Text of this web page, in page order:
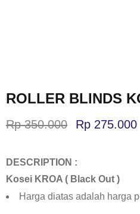
ROLLER BLINDS
Rp350.000 Rp 275.000
DESCRIPTION :
Kosei KROA ( Black Out )
Harga diatas adalah harga